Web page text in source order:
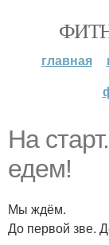
главная
На
едем!
Мы ждём.
До первой зве.